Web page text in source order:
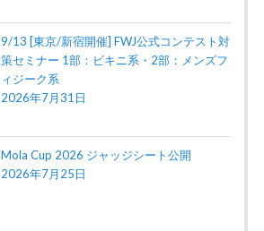
9/13 [東京/新宿開催] FWJ公式コンテスト対
策セミナー 1部：ビキニ系・2部：メンズフ
ィジーク系
2026年7月31日
Mola Cup 2026 ジャッジシート公開
2026年7月25日